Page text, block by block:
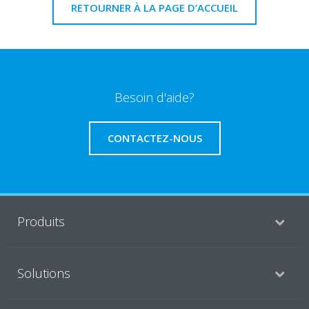
RETOURNER À LA PAGE D’ACCUEIL
Besoin d'aide?
CONTACTEZ-NOUS
Produits
Solutions